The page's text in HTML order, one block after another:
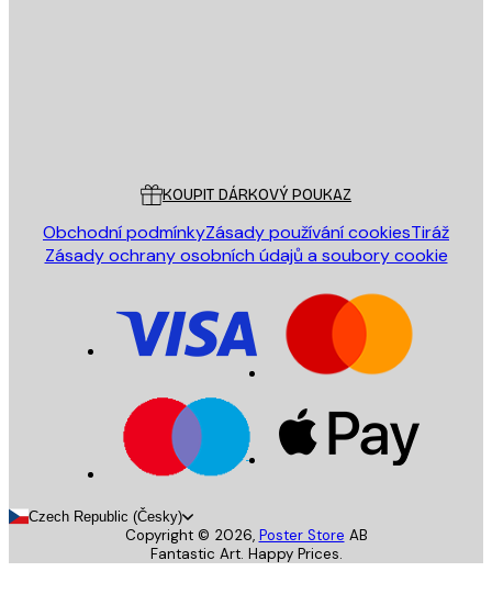
KOUPIT DÁRKOVÝ POUKAZ
Obchodní podmínkyZásady používání cookiesTiráž
Zásady ochrany osobních údajů a soubory cookie
Czech Republic (Česky)
Copyright © 2026, Poster Store AB
Fantastic Art. Happy Prices.